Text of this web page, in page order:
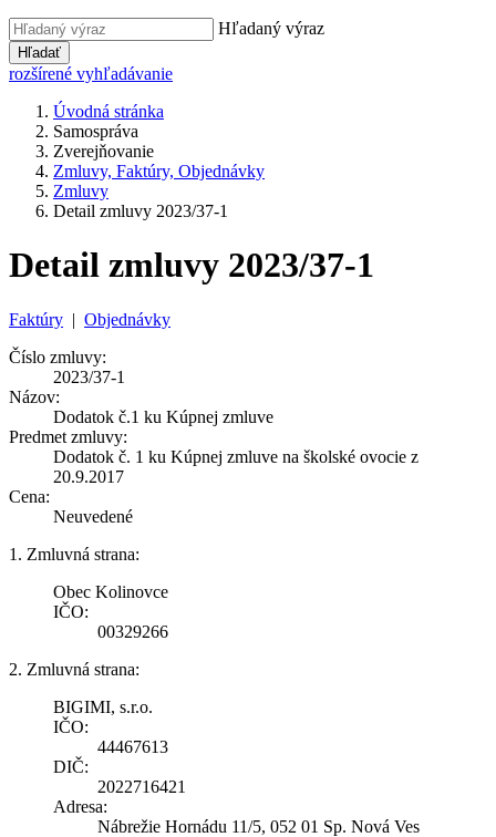
Hľadaný výraz
Hľadať
rozšírené vyhľadávanie
Úvodná stránka
Samospráva
Zverejňovanie
Zmluvy, Faktúry, Objednávky
Zmluvy
Detail zmluvy 2023/37-1
Detail zmluvy 2023/37-1
Faktúry | Objednávky
Číslo zmluvy:
2023/37-1
Názov:
Dodatok č.1 ku Kúpnej zmluve
Predmet zmluvy:
Dodatok č. 1 ku Kúpnej zmluve na školské ovocie z
20.9.2017
Cena:
Neuvedené
1. Zmluvná strana:
Obec Kolinovce
IČO:
00329266
2. Zmluvná strana:
BIGIMI, s.r.o.
IČO:
44467613
DIČ:
2022716421
Adresa:
Nábrežie Hornádu 11/5, 052 01 Sp. Nová Ves